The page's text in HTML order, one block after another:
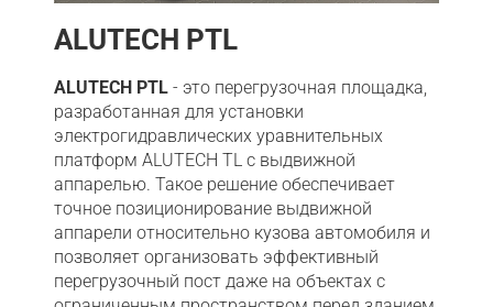
ALUTECH PTL
ALUTECH PTL - это перегрузочная площадка,
разработанная для установки
электрогидравлических уравнительных
платформ ALUTECH TL с выдвижной
аппарелью. Такое решение обеспечивает
точное позиционирование выдвижной
аппарели относительно кузова автомобиля и
позволяет организовать эффективный
перегрузочный пост даже на объектах с